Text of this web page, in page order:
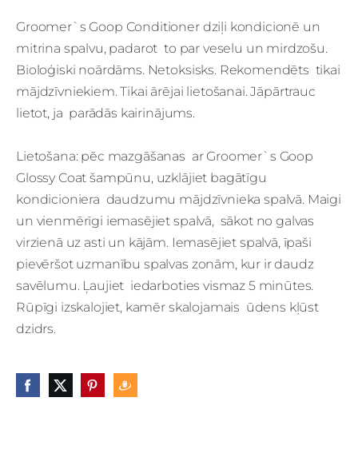
Groomer`s Goop Conditioner dziļi kondicionē un
mitrina spalvu, padarot to par veselu un mirdzošu.
Bioloģiski noārdāms. Netoksisks. Rekomendēts tikai
mājdzīvniekiem. Tikai ārējai lietošanai. Jāpārtrauc
lietot, ja parādās kairinājums.
Lietošana: pēc mazgāšanas ar Groomer`s Goop
Glossy Coat šampūnu, uzklājiet bagātīgu
kondicioniera daudzumu mājdzīvnieka spalvā. Maigi
un vienmērīgi iemasējiet spalvā, sākot no galvas
virzienā uz asti un kājām. Iemasējiet spalvā, īpaši
pievēršot uzmanību spalvas zonām, kur ir daudz
savēlumu. Ļaujiet iedarboties vismaz 5 minūtes.
Rūpīgi izskalojiet, kamēr skalojamais ūdens kļūst
dzidrs.